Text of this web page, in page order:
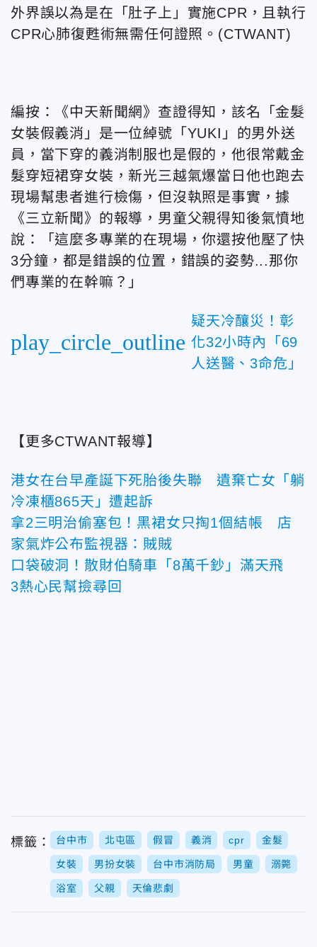
外界誤以為是在「肚子上」實施CPR，且執行
CPR心肺復甦術無需任何證照。(CTWANT)
編按：《中天新聞網》查證得知，該名「金髮
女裝假義消」是一位綽號「YUKI」的男外送
員，當下穿的義消制服也是假的，他很常戴金
髮穿短裙穿女裝，新光三越氣爆當日他也跑去
現場幫患者進行檢傷，但沒執照是事實，據
《三立新聞》的報導，男童父親得知後氣憤地
說：「這麼多專業的在現場，你還按他壓了快
3分鐘，都是錯誤的位置，錯誤的姿勢...那你
們專業的在幹嘛？」
play_circle_outline
疑天冷釀災！彰
化32小時內「69
人送醫、3命危」
【更多CTWANT報導】
港女在台早產誕下死胎後失聯 遺棄亡女「躺
冷凍櫃865天」遭起訴
拿2三明治偷塞包！黑裙女只掏1個結帳 店
家氣炸公布監視器：賊賊
口袋破洞！散財伯騎車「8萬千鈔」滿天飛
3熱心民幫撿尋回
標籤： 台中市 北屯區 假冒 義消 cpr 金髮
女裝 男扮女裝 台中市消防局 男童 溺斃
浴室 父親 天倫悲劇